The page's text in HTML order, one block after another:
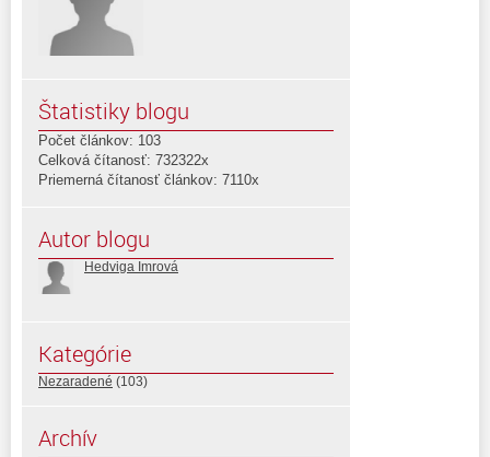
Štatistiky blogu
Počet článkov: 103
Celková čítanosť: 732322x
Priemerná čítanosť článkov: 7110x
Autor blogu
Hedviga Imrová
Kategórie
Nezaradené (103)
Archív